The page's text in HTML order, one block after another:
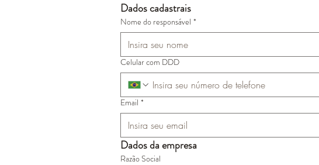
Dados cadastrais
Nome do responsável *
Celular com DDD
Email *
Dados da empresa
Razão Social